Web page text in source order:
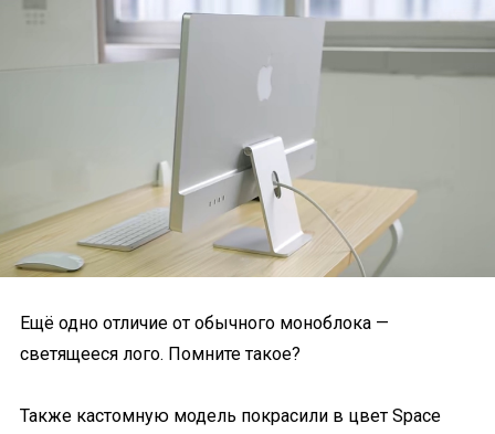
Ещё одно отличие от обычного моноблока —
светящееся лого. Помните такое?
Также кастомную модель покрасили в цвет Space